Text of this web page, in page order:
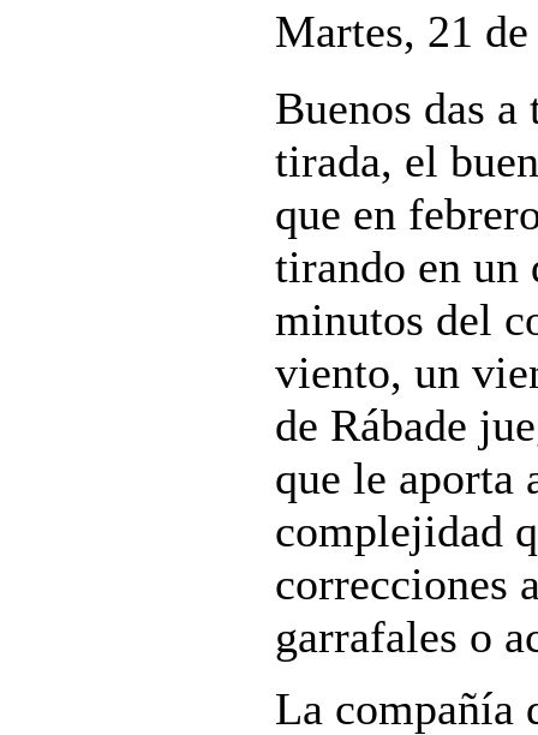
Martes, 21
Buenos das
tirada, el
que en
tirando en un
minutos del
viento, un
de Rábade
que le aporta
complejidad
correcciones
garrafales o
La compañía